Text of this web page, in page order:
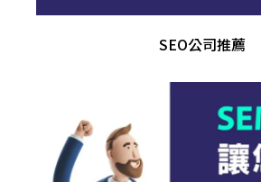
SEO公司推薦